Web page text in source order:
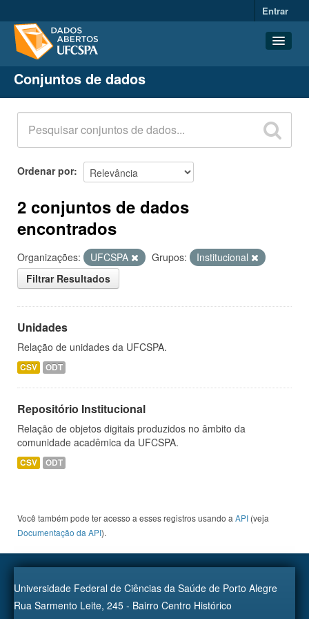
Entrar
Conjuntos de dados
Organizações
Grupos
Sobre
Conjuntos de dados
Ordenar por
2 conjuntos de dados
encontrados
Organizações: UFCSPA Grupos:
Institucional
Filtrar Resultados
Unidades
Relação de unidades da UFCSPA.
CSV ODT
Repositório Institucional
Relação de objetos digitais produzidos no âmbito da
comunidade acadêmica da UFCSPA.
CSV ODT
Você também pode ter acesso a esses registros usando a API (veja
Documentação da API).
Universidade Federal de Ciências da Saúde de Porto Alegre
Rua Sarmento Leite, 245 - Bairro Centro Histórico